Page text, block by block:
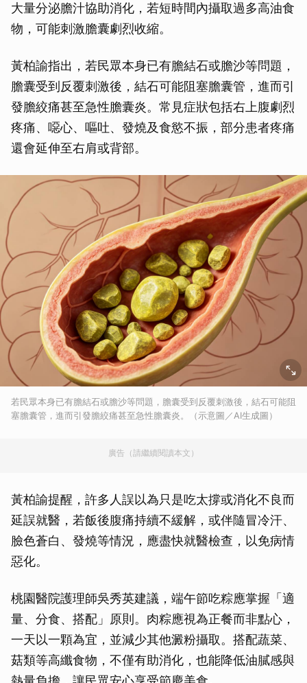
大量分泌膽汁協助消化，若短時間內攝取過多高油食
物，可能刺激膽囊劇烈收縮。
黃柏諭指出，若民眾本身已有膽結石或膽沙等問題，
膽囊受到反覆刺激後，結石可能阻塞膽囊管，進而引
發膽絞痛甚至急性膽囊炎。常見症狀包括右上腹劇烈
疼痛、噁心、嘔吐、發燒及食慾不振，部分患者疼痛
還會延伸至右肩或背部。
若民眾本身已有膽結石或膽沙等問題，膽囊受到反覆刺激後，結石可能阻
塞膽囊管，進而引發膽絞痛甚至急性膽囊炎。（示意圖／AI生成圖）
廣告（請繼續閱讀本文）
黃柏諭提醒，許多人誤以為只是吃太撐或消化不良而
延誤就醫，若飯後腹痛持續不緩解，或伴隨冒冷汗、
臉色蒼白、發燒等情況，應盡快就醫檢查，以免病情
惡化。
桃園醫院護理師吳秀英建議，端午節吃粽應掌握「適
量、分食、搭配」原則。肉粽應視為正餐而非點心，
一天以一顆為宜，並減少其他澱粉攝取。搭配蔬菜、
菇類等高纖食物，不僅有助消化，也能降低油膩感與